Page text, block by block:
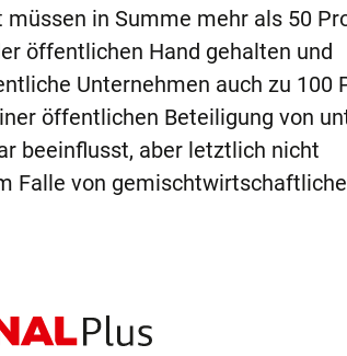
in Summe mehr als 50
öffentlichen Hand gehalten und
Unternehmen auch zu 100
öffentlichen Beteiligung von
beeinflusst, aber letztlich nicht
Falle von